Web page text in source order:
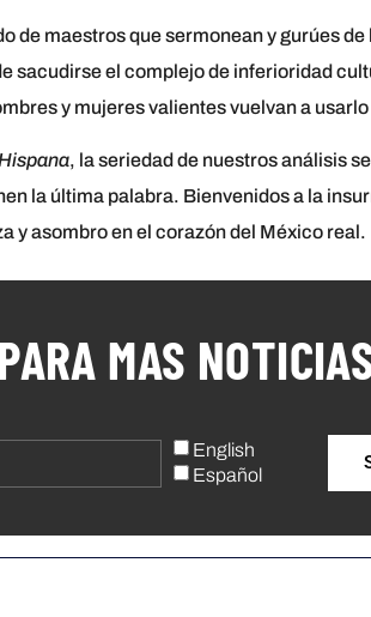
de maestros que sermonean y gurúes
sacudirse el complejo de inferioridad
y mujeres valientes vuelvan a
, la seriedad de nuestros análisis
la última palabra. Bienvenidos a la
y asombro en el corazón del México real.
MAS
English
Español